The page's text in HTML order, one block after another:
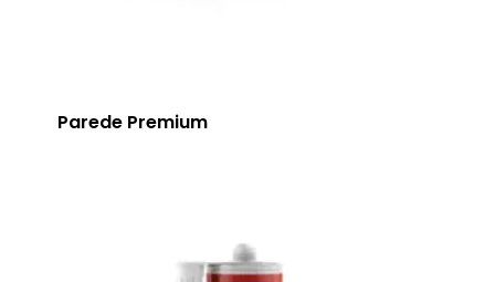
Parede Premium